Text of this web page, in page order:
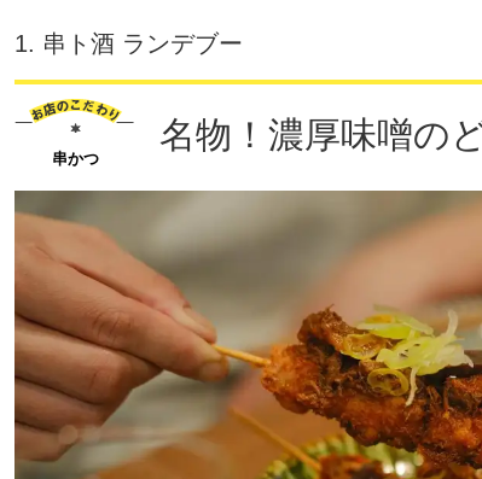
1. 串ト酒 ランデブー
串かつ
名物！濃厚味噌の